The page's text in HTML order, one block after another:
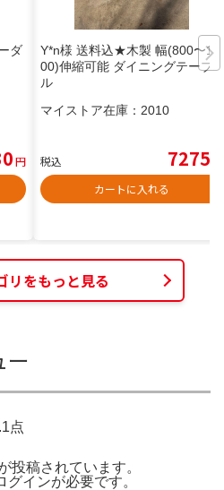
ダ
円
Y*n様 送料込★木製 幅(800〜12
00)伸縮可能 ダイニングテーブ
ル
マイストア在庫： 2010
税込 7275
カートに入れる
リをもっと見る
ー
点
投稿されています。
グインが必要です。